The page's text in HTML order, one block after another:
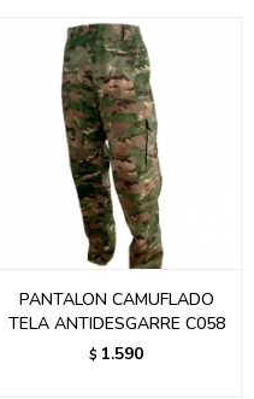
PANTALON CAMUFLADO
TELA ANTIDESGARRE C058
$ 1.590